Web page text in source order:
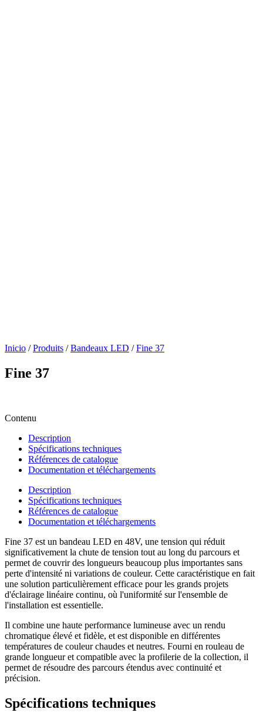
Inicio / Produits / Bandeaux LED / Fine 37
Fine 37
Contenu
Description
Spécifications techniques
Références de catalogue
Documentation et téléchargements
Description
Spécifications techniques
Références de catalogue
Documentation et téléchargements
Fine 37 est un bandeau LED en 48V, une tension qui réduit
significativement la chute de tension tout au long du parcours et
permet de couvrir des longueurs beaucoup plus importantes sans
perte d'intensité ni variations de couleur. Cette caractéristique en fait
une solution particulièrement efficace pour les grands projets
d'éclairage linéaire continu, où l'uniformité sur l'ensemble de
l'installation est essentielle.
Il combine une haute performance lumineuse avec un rendu
chromatique élevé et fidèle, et est disponible en différentes
températures de couleur chaudes et neutres. Fourni en rouleau de
grande longueur et compatible avec la profilerie de la collection, il
permet de résoudre des parcours étendus avec continuité et
précision.
Spécifications techniques